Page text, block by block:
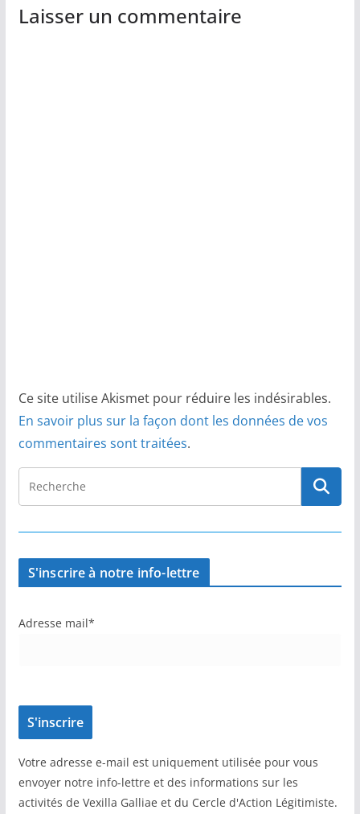
Laisser un commentaire
Ce site utilise Akismet pour réduire les indésirables.
En savoir plus sur la façon dont les données de vos
commentaires sont traitées.
S'inscrire à notre info-lettre
Adresse mail*
Votre adresse e-mail est uniquement utilisée pour vous
envoyer notre info-lettre et des informations sur les
activités de Vexilla Galliae et du Cercle d'Action Légitimiste.